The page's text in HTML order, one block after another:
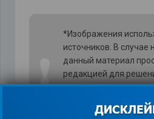
❗
*Изображения
источников. В случае
данный материал
редакцией для
корректном указании
удаления
контакты